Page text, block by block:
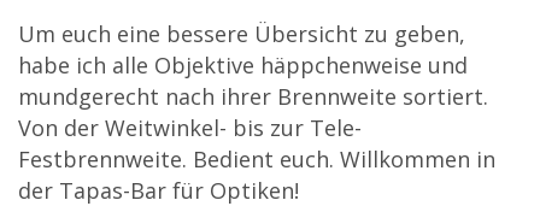
Um euch eine bessere Übersicht zu geben,
habe ich alle Objektive häppchenweise und
mundgerecht nach ihrer Brennweite sortiert.
Von der Weitwinkel- bis zur Tele-
Festbrennweite. Bedient euch. Willkommen in
der Tapas-Bar für Optiken!